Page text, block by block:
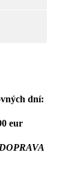
dní:
eur